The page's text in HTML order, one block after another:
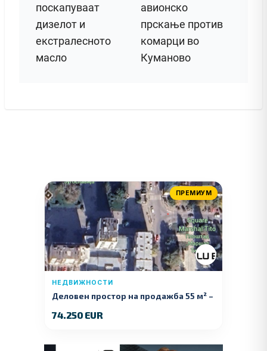
поскапуваат
дизелот и
екстралесното
масло
авионско
прскање против
комарци во
Куманово
ПРЕМИУМ
НЕДВИЖНОСТИ
Деловен простор на продажба 55 м² –
74.250 EUR